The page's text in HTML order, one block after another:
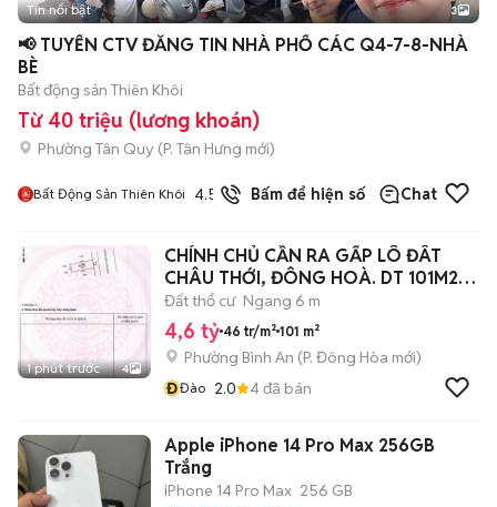
Tin nổi bật 3
📢 TUYỂN CTV ĐĂNG TIN NHÀ PHỐ CÁC Q4-7-8-NHÀ
BÈ
Bất động sản Thiên Khôi
Từ 40 triệu (lương khoán)
Phường Tân Quy (P. Tân Hưng mới)
Bất Động Sản Thiên Khôi 4.5 Bấm để hiện số Chat
1 phút trước 4
CHÍNH CHỦ CẦN RA GẤP LÔ ĐÂT
CHÂU THỚI, ĐÔNG HOÀ. DT 101M2.
NGANG 6M
Đất thổ cư Ngang 6 m
4,6 tỷ 46 tr/m² 101 m²
Phường Bình An (P. Đông Hòa mới)
ĐĐào 2.0 4đã bán
Apple iPhone 14 Pro Max 256GB
Trắng
iPhone 14 Pro Max 256 GB